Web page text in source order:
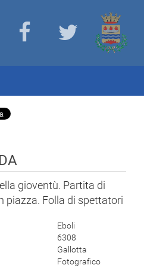
gioventù. Partita di
piazza. Folla di spettatori
Eboli
6308
Gallotta
Fotografico